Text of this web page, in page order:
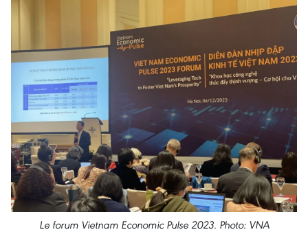
Le forum Vietnam Economic Pulse 2023. Photo: VNA